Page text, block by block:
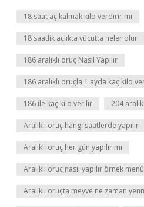
18 saat aç kalmak kilo verdirir mi
18 saatlik açlıkta vücutta neler olur
186 aralıklı oruç Nasıl Yapılır
186 aralıklı oruçla 1 ayda kaç kilo
186 ile kaç kilo verilir 204
Aralıklı oruç hangi saatlerde yapılır
Aralıklı oruç her gün yapılır mı
Aralıklı oruç nasıl yapılır örnek menü
Aralıklı oruçta meyve ne zaman